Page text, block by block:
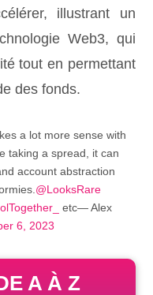
illustrant un
Web3, qui
tout en permettant
des fonds.
a lot more sense with
taking a spread, it can
account abstraction
@LooksRare
etc— Alex
6, 2023
A À Z